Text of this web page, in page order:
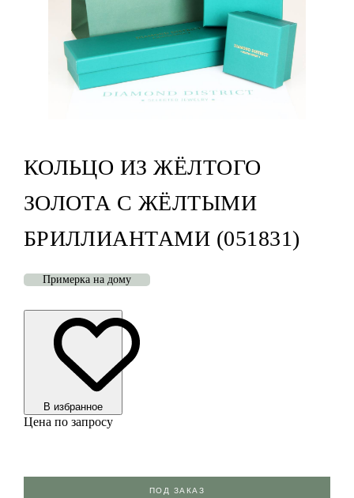
КОЛЬЦО ИЗ ЖЁЛТОГО
ЗОЛОТА С ЖЁЛТЫМИ
БРИЛЛИАНТАМИ (051831)
Примерка на дому
В избранноe
Цена по запросу
ПОД ЗАКАЗ